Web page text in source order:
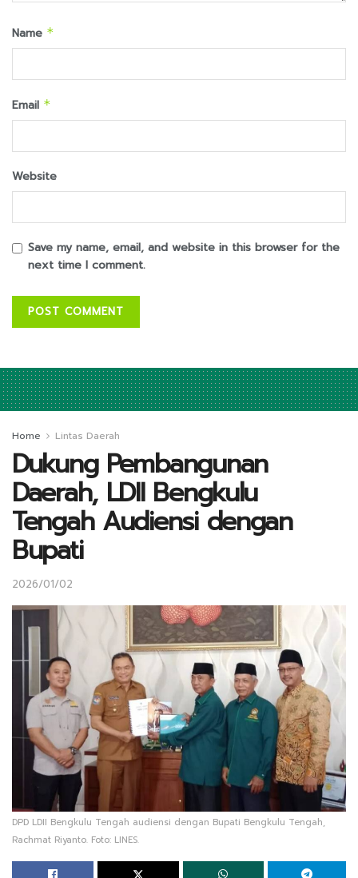
Name *
Email *
Website
Save my name, email, and website in this browser for the
next time I comment.
Home Lintas Daerah
Dukung Pembangunan
Daerah, LDII Bengkulu
Tengah Audiensi dengan
Bupati
2026/01/02
DPD LDII Bengkulu Tengah audiensi dengan Bupati Bengkulu Tengah,
Rachmat Riyanto. Foto: LINES.